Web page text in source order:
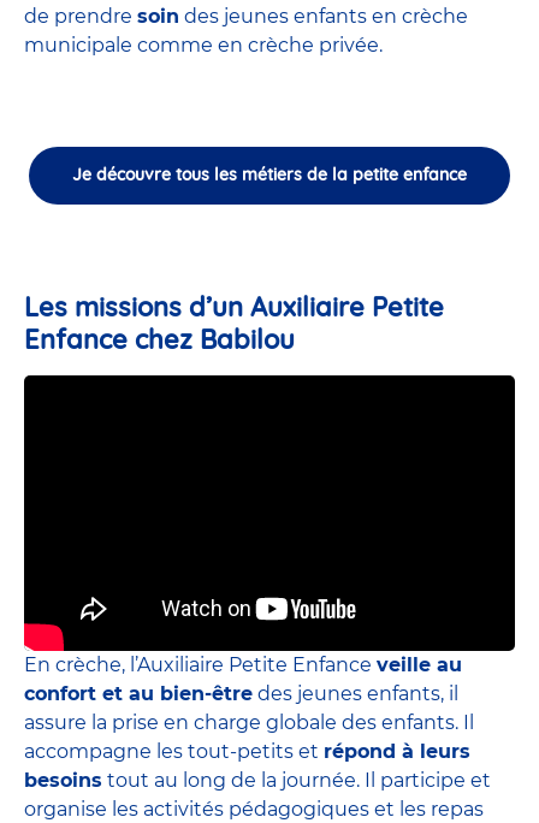
de prendre soin des jeunes enfants en crèche
municipale comme en crèche privée.
Je découvre tous les métiers de la petite enfance
Les missions d’un Auxiliaire Petite
Enfance chez Babilou
En crèche, l’Auxiliaire Petite Enfance veille au
confort et au bien-être des jeunes enfants, il
assure la prise en charge globale des enfants. Il
accompagne les tout-petits et répond à leurs
besoins tout au long de la journée. Il participe et
organise les activités pédagogiques et les repas